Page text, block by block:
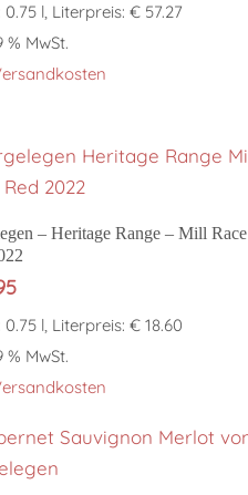
l, Literpreis: € 57.27
% MwSt.
In den Warenkorb
– Heritage Range – Mill Race
l, Literpreis: € 18.60
% MwSt.